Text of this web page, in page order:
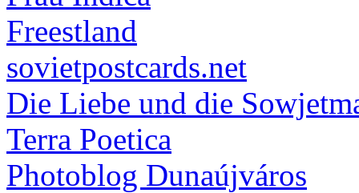
Freestland
sovietpostcards.net
Die Liebe und die
Terra Poetica
Photoblog Dunaújváros